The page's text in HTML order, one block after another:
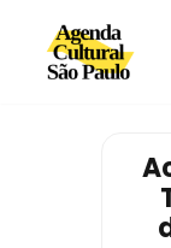
Avançar